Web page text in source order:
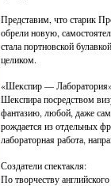
Представим, что старик
обрели новую,
стала портновской
целиком.
«Шекспир — Лаборатория»
Шекспира посредством
фантазию, любой, даже
рождается из отдельных
лабораторная работа,
Создатели спектакля:
По творчеству